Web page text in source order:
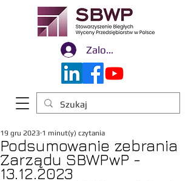
Zaloguj się
Podsumowanie zebrania
Zarządu SBWPwP -
13.12.2023
19 gru 2023 1 minut(y) czytania